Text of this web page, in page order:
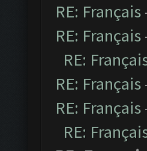
RE: Français
RE: Français
RE:
RE: Français
RE: Français
RE: